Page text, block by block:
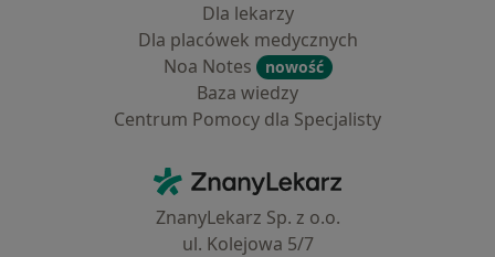
Dla lekarzy
Dla placówek medycznych
Noa Notes
nowość
Baza wiedzy
Centrum Pomocy dla Specjalisty
ZnanyLekarz - Strona główna
ZnanyLekarz Sp. z o.o.
ul. Kolejowa 5/7